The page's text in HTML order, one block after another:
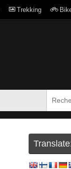
Trekking